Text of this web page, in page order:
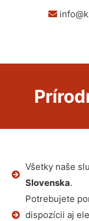
Všetky naše
Slovenska.
Potrebujete
dispozícii aj